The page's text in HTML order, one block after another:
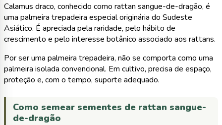
Calamus draco, conhecido como rattan sangue-de-dragão, é
uma palmeira trepadeira especial originária do Sudeste
Asiático. É apreciada pela raridade, pelo hábito de
crescimento e pelo interesse botânico associado aos rattans.
Por ser uma palmeira trepadeira, não se comporta como uma
palmeira isolada convencional. Em cultivo, precisa de espaço,
proteção e, com o tempo, suporte adequado.
Como semear sementes de rattan sangue-
de-dragão